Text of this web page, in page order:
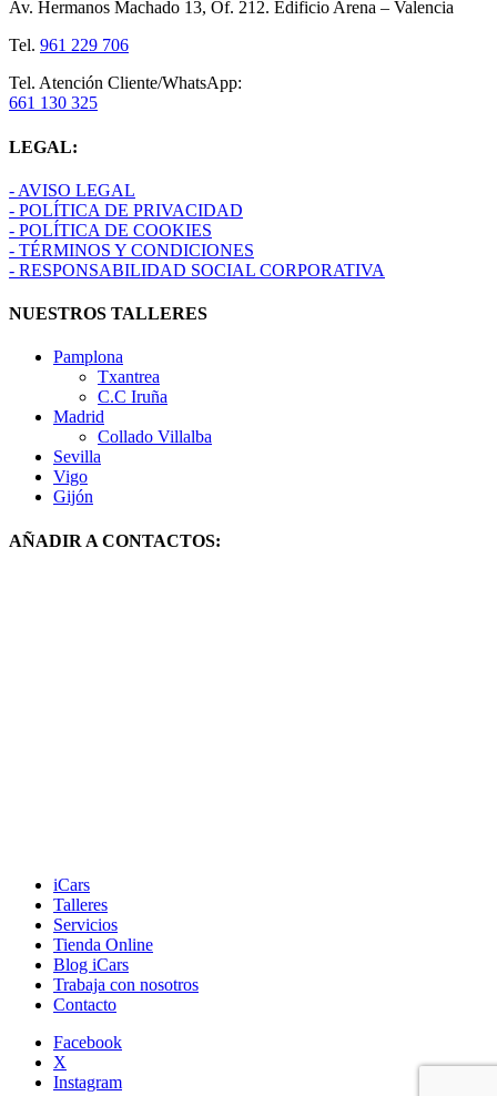
Av. Hermanos Machado 13, Of. 212. Edificio Arena – Valencia
Tel. 961 229 706
Tel. Atención Cliente/WhatsApp:
661 130 325
LEGAL:
- AVISO LEGAL
- POLÍTICA DE PRIVACIDAD
- POLÍTICA DE COOKIES
- TÉRMINOS Y CONDICIONES
- RESPONSABILIDAD SOCIAL CORPORATIVA
NUESTROS TALLERES
Pamplona
Txantrea
C.C Iruña
Madrid
Collado Villalba
Sevilla
Vigo
Gijón
AÑADIR A CONTACTOS:
iCars
Talleres
Servicios
Tienda Online
Blog iCars
Trabaja con nosotros
Contacto
Facebook
X
Instagram